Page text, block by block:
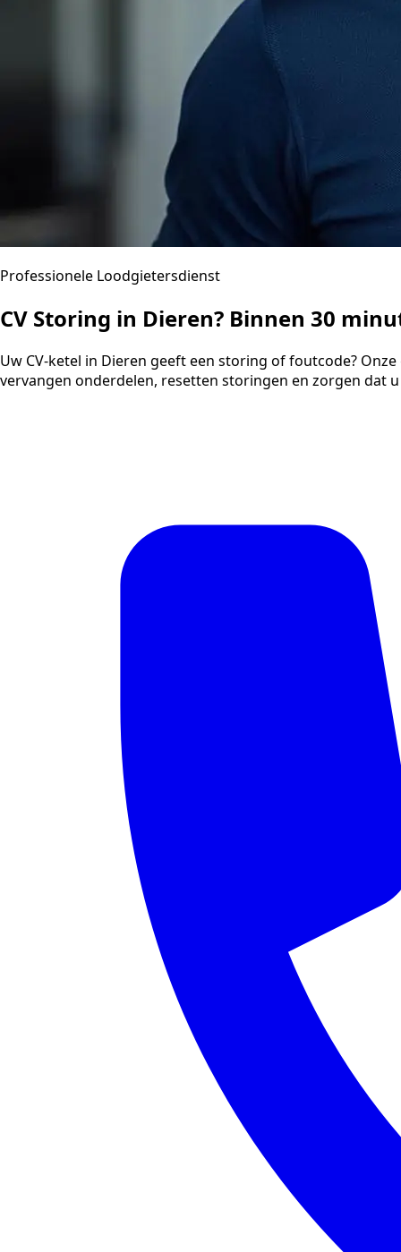
Professionele Loodgietersdienst
CV Storing in Dieren? Binnen 30
Uw CV-ketel in Dieren geeft een storing of foutcode?
vervangen onderdelen, resetten storingen en zorgen dat